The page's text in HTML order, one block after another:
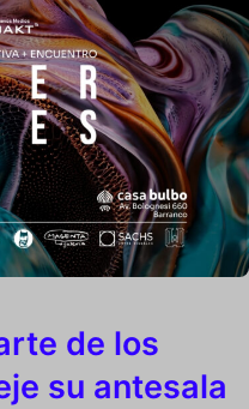
de los
su antesala